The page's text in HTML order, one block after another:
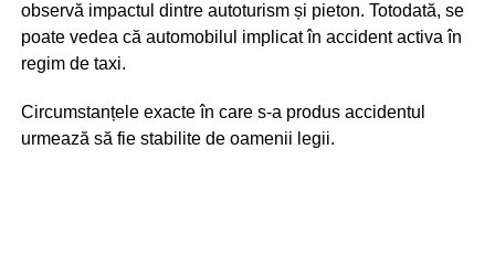
observă impactul dintre autoturism și pieton. Totodată, se
poate vedea că automobilul implicat în accident activa în
regim de taxi.
Circumstanțele exacte în care s-a produs accidentul
urmează să fie stabilite de oamenii legii.